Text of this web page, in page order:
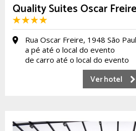
Quality Suites Oscar Freire
Rua Oscar Freire, 1948 São
a pé até o local do evento
de carro até o local do evento
Ver hotel